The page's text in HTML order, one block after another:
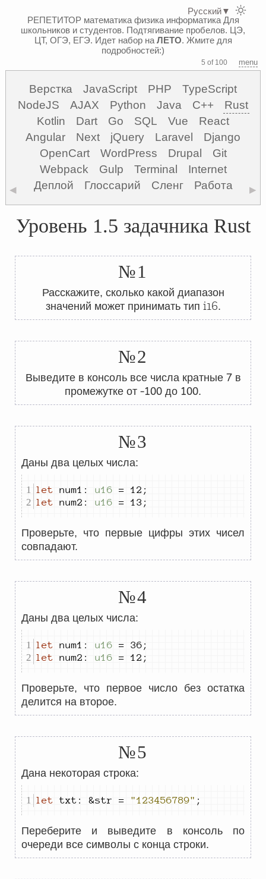
РЕПЕТИТОР математика физика информатикаДля
школьников и студентов. Подтягивание пробелов. ЦЭ,
ЦТ, ОГЭ, ЕГЭ. Идет набор на ЛЕТО. Жмите для
подробностей:)
5 of 100 menu
Верстка JavaScript PHP
TypeScript
NodeJS
AJAX Python Java C++
Rust
Kotlin
Dart Go SQL Vue
React
Angular
Next jQuery Laravel
Django
OpenCart
WordPress Drupal
Git
Webpack
Gulp Terminal
Internet
Деплой
Глоссарий Сленг Работа
◀ ▶
Уровень 1.5 задачника Rust
№1
Расскажите, сколько какой диапазон
значений может принимать тип i16.
№2
Выведите в консоль все числа кратные 7в
промежутке от -100 до 100.
№3
Даны два целых числа:
let num1 : u16 = 12 ;
let num2 : u16 = 13 ;
Проверьте, что первые цифры этих чисел
совпадают.
№4
Даны два целых числа:
let num1 : u16 = 36 ;
let num2 : u16 = 12 ;
Проверьте, что первое число без остатка
делится на второе.
№5
Дана некоторая строка:
let txt : &str = "123456789" ;
Переберите и выведите в консоль по
очереди все символы с конца строки.
Русский▼